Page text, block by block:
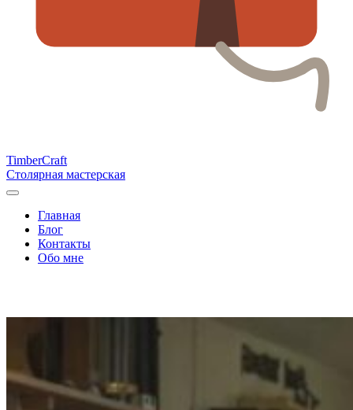
TimberCraft
Столярная мастерская
Главная
Блог
Контакты
Обо мне